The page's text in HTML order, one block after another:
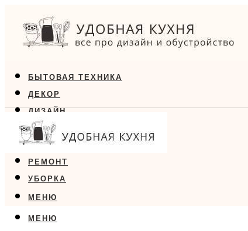
БЫТОВАЯ ТЕХНИКА
ДЕКОР
ДИЗАЙН
ЕДА
МЕБЕЛЬ
РЕМОНТ
УБОРКА
МЕНЮ
МЕНЮ